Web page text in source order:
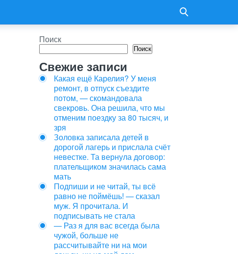
Поиск
Поиск
Свежие записи
Какая ещё Карелия? У меня
ремонт, в отпуск съездите
потом, — скомандовала
свекровь. Она решила, что мы
отменим поездку за 80 тысяч, и
зря
Золовка записала детей в
дорогой лагерь и прислала счёт
невестке. Та вернула договор:
плательщиком значилась сама
мать
Подпиши и не читай, ты всё
равно не поймёшь! — сказал
муж. Я прочитала. И
подписывать не стала
— Раз я для вас всегда была
чужой, больше не
рассчитывайте ни на мои